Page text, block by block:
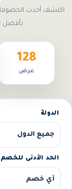
اكتشف أحدث
بأفضل
128
عرض
الدولة
الحد الأدنى للخصم